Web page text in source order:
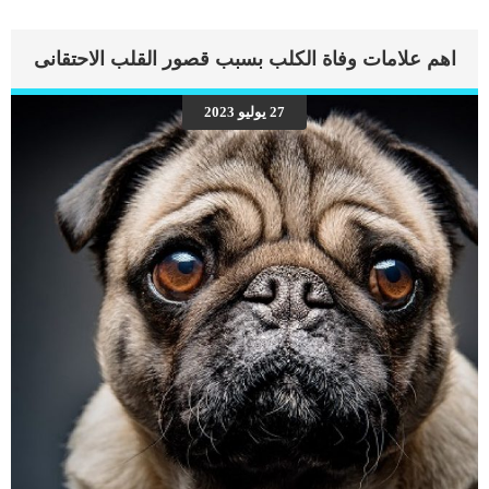
اهم علامات وفاة الكلب بسبب قصور القلب الاحتقانى
27 يوليو 2023